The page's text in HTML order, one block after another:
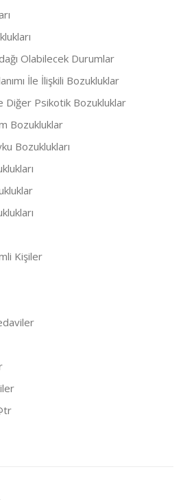
Olabilecek Durumlar
İle İlişkili Bozukluklar
Diğer Psikotik Bozukluklar
Bozukluklar
Bozuklukları
Kişiler